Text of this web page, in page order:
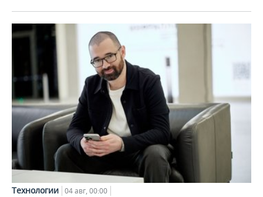
Технологии 04 авг, 00:00